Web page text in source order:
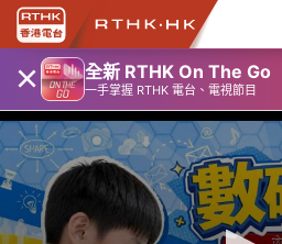
× 全新 RTHK On The Go
一手掌握 RTHK 電台、電視節目